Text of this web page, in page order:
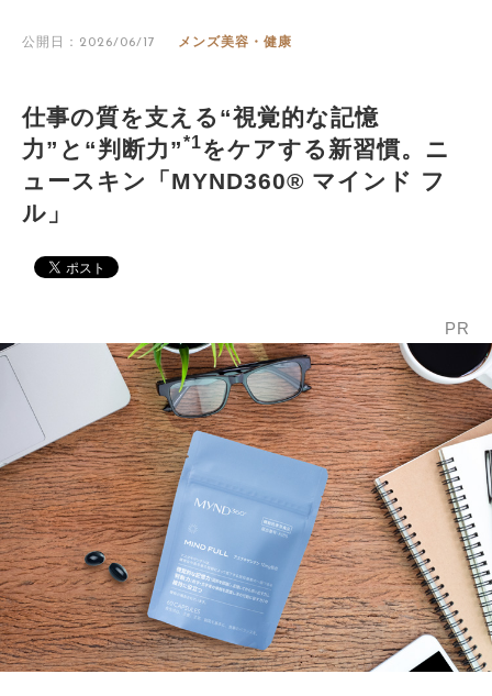
公開日：2026/06/17 メンズ美容・健康
仕事の質を支える“視覚的な記憶
力”と“判断力”*1をケアする新習慣。ニ
ュースキン「MYND360® マインド フ
ル」
PR